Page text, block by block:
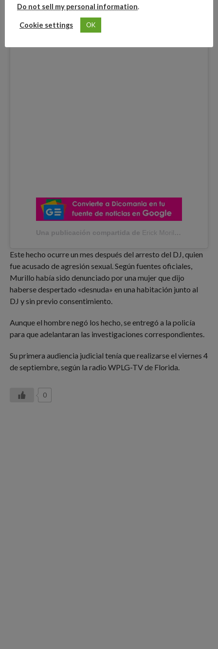
Una publicación compartida de Erick Morillo | Subliminal
Este hecho ocurre un mes después del arresto del DJ, quien
fue acusado de agresión sexual. Según fuentes oficiales,
Murillo había sido denunciado por una mujer que dijo
haberse despertado «desnuda» en una habitación junto al
DJ y sin previo consentimiento.
Aunque el hombre negó los hecho, se entregó a la policía
para que adelantaran las investigaciones correspondientes.
Su primera audiencia judicial tenía que realizarse el viernes 4
de septiembre, según la radio WPLG-TV de Florida.
0
Do not sell my personal information.
Cookie settings OK